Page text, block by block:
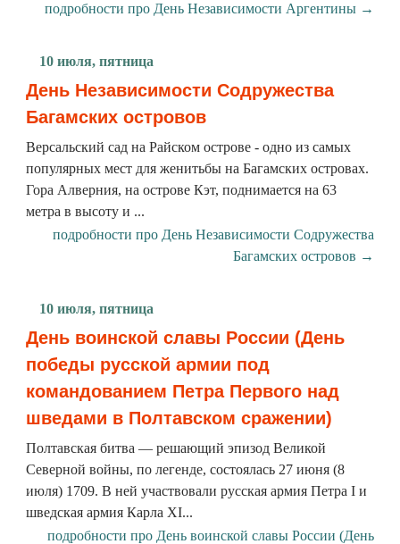
подробности про День Независимости Аргентины →
10 июля, пятница
День Независимости Содружества
Багамских островов
Версальский сад на Райском острове - одно из самых
популярных мест для женитьбы на Багамских островах.
Гора Алверния, на острове Кэт, поднимается на 63
метра в высоту и ...
подробности про День Независимости Содружества
Багамских островов →
10 июля, пятница
День воинской славы России (День
победы русской армии под
командованием Петра Первого над
шведами в Полтавском сражении)
Полтавская битва — решающий эпизод Великой
Северной войны, по легенде, состоялась 27 июня (8
июля) 1709. В ней участвовали русская армия Петра I и
шведская армия Карла XI...
подробности про День воинской славы России (День